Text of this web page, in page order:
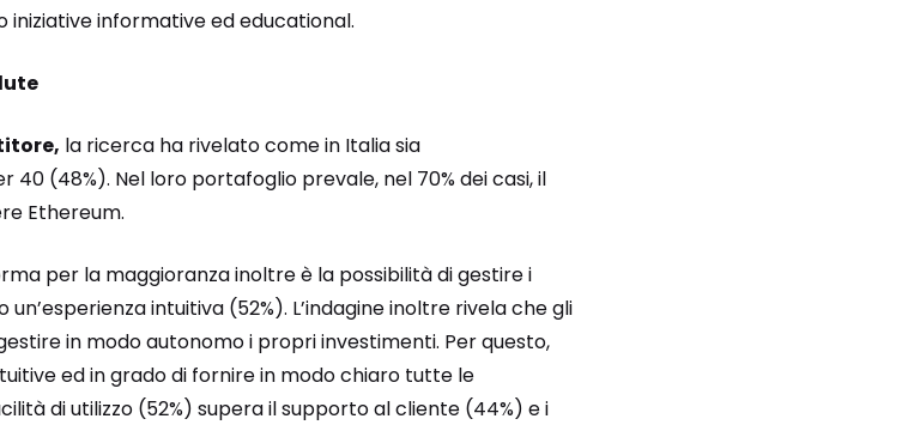
informative ed educational.
la ricerca ha rivelato come in Italia sia
(48%). Nel loro portafoglio prevale, nel 70% dei casi, il
Ethereum.
per la maggioranza inoltre è la possibilità di gestire i
intuitiva (52%). L’indagine inoltre rivela che gli
in modo autonomo i propri investimenti. Per questo,
ed in grado di fornire in modo chiaro tutte le
di utilizzo (52%) supera il supporto al cliente (44%) e i